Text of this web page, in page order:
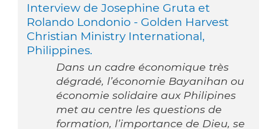
Interview de Josephine Gruta et
Rolando Londonio - Golden Harvest
Christian Ministry International,
Philippines.
Dans un cadre économique très
dégradé, l’économie Bayanihan ou
économie solidaire aux Philipines
met au centre les questions de
formation, l’importance de Dieu, se